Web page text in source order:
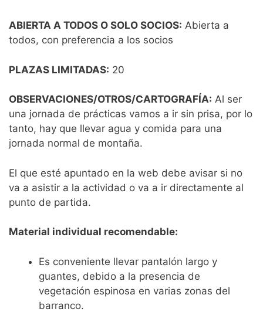
ABIERTA A TODOS O SOLO SOCIOS: Abierta a
todos, con preferencia a los socios
PLAZAS LIMITADAS: 20
OBSERVACIONES/OTROS/CARTOGRAFÍA: Al ser
una jornada de prácticas vamos a ir sin prisa, por lo
tanto, hay que llevar agua y comida para una
jornada normal de montaña.
El que esté apuntado en la web debe avisar si no
va a asistir a la actividad o va a ir directamente al
punto de partida.
Material individual recomendable:
Es conveniente llevar pantalón largo y
guantes, debido a la presencia de
vegetación espinosa en varias zonas del
barranco.